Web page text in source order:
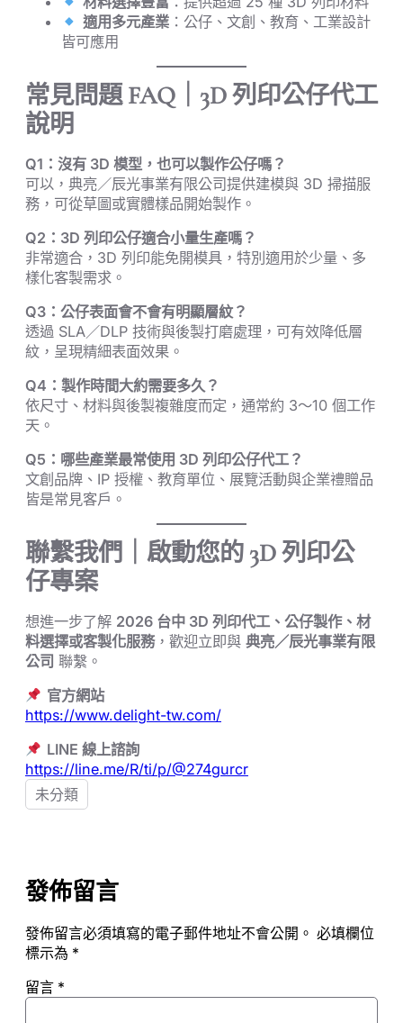
適用多元產業：公仔、文創、教育、工業設計
皆可應用
常見問題 FAQ｜3D 列印公仔代工
說明
Q1：沒有 3D 模型，也可以製作公仔嗎？
可以，典亮／辰光事業有限公司提供建模與 3D 掃描服
務，可從草圖或實體樣品開始製作。
Q2：3D 列印公仔適合小量生產嗎？
非常適合，3D 列印能免開模具，特別適用於少量、多
樣化客製需求。
Q3：公仔表面會不會有明顯層紋？
透過 SLA／DLP 技術與後製打磨處理，可有效降低層
紋，呈現精細表面效果。
Q4：製作時間大約需要多久？
依尺寸、材料與後製複雜度而定，通常約 3～10 個工作
天。
Q5：哪些產業最常使用 3D 列印公仔代工？
文創品牌、IP 授權、教育單位、展覽活動與企業禮贈品
皆是常見客戶。
聯繫我們｜啟動您的 3D 列印公
仔專案
想進一步了解 2026 台中 3D 列印代工、公仔製作、材
料選擇或客製化服務，歡迎立即與 典亮／辰光事業有限
公司 聯繫。
官方網站
https://www.delight-tw.com/
LINE 線上諮詢
https://line.me/R/ti/p/@274gurcr
未分類
發佈留言
發佈留言必須填寫的電子郵件地址不會公開。 必填欄位
標示為 *
留言 *